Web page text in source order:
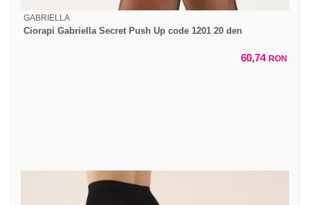
GABRIELLA
Ciorapi Gabriella Secret Push Up code 1201 20 den
60,74 RON